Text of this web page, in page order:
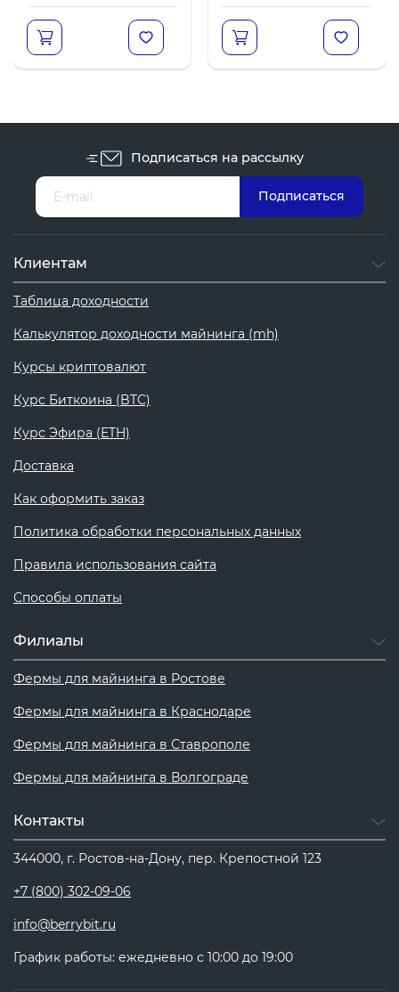
Подписаться на рассылку
Клиентам
Таблица доходности
Калькулятор доходности майнинга (mh)
Курсы криптовалют
Курс Биткоина (BTC)
Курс Эфира (ETH)
Доставка
Как оформить заказ
Политика обработки персональных данных
Правила использования сайта
Способы оплаты
Филиалы
Фермы для майнинга в Ростове
Фермы для майнинга в Краснодаре
Фермы для майнинга в Ставрополе
Фермы для майнинга в Волгограде
Контакты
344000, г. Ростов-на-Дону, пер. Крепостной 123
+7 (800) 302-09-06
info@berrybit.ru
График работы: ежедневно с 10:00 до 19:00